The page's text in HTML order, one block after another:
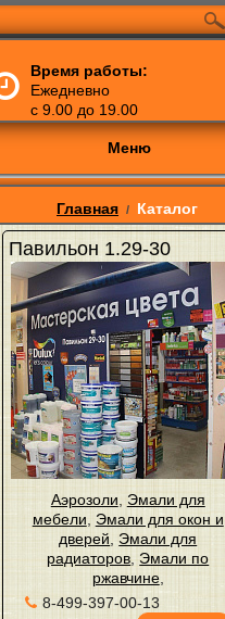
Время работы:
Ежедневно
с 9.00 до 19.00
Меню
Главная / Каталог
Павильон 1.29-30
Аэрозоли
Эмали для
мебели
Эмали для окон и
дверей ,Эмали для
радиаторов ,Эмали по
ржавчине,
8-499-397-00-13